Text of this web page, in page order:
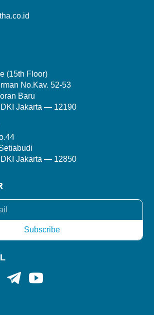
(15th Floor)
No.Kav. 52-53
Baru
Jakarta — 12190
Jakarta — 12850